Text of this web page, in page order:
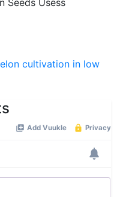
Seeds Usess
cultivation in low